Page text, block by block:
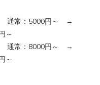
… 通常：5000円～ →
～
… 通常：8000円～ →
～